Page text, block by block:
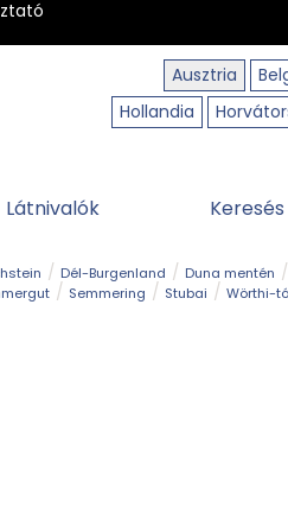
Ausztria
Hollandia
Látnivalók Keresés
Dél-Burgenland Duna mentén
Semmering Stubai Wörthi-tó